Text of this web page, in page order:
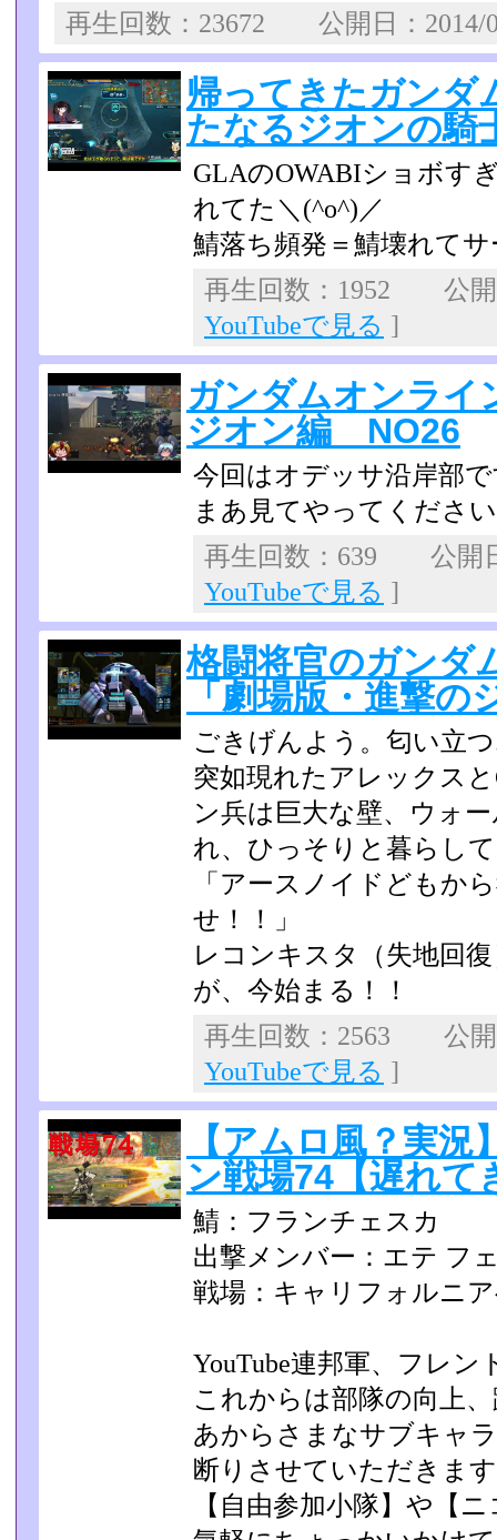
再生回数：23672 公開日：
帰ってきたガンダ
たなるジオンの騎
GLAのOWABIショボす
れてた＼(^o^)／
鯖落ち頻発＝鯖壊れて
再生回数：1952 公
YouTubeで見る ]
ガンダムオンラ
ジオン編 NO26
今回はオデッサ沿岸部
まあ見てやってくださ
再生回数：639 公開
YouTubeで見る ]
格闘将官のガンダ
「劇場版・進撃の
ごきげんよう。匂い立
突如現れたアレックス
ン兵は巨大な壁、ウォ
れ、ひっそりと暮ら
「アースノイドどもか
せ！！」
レコンキスタ（失地回
が、今始まる！！
再生回数：2563 公
YouTubeで見る ]
【アムロ風？実
ン戦場74【遅れて
鯖：フランチェスカ
出撃メンバー：エテ フ
戦場：キャリフォルニ
YouTube連邦軍、フレン
これからは部隊の向上
あからさまなサブキャ
断りさせていただきま
【自由参加小隊】や【